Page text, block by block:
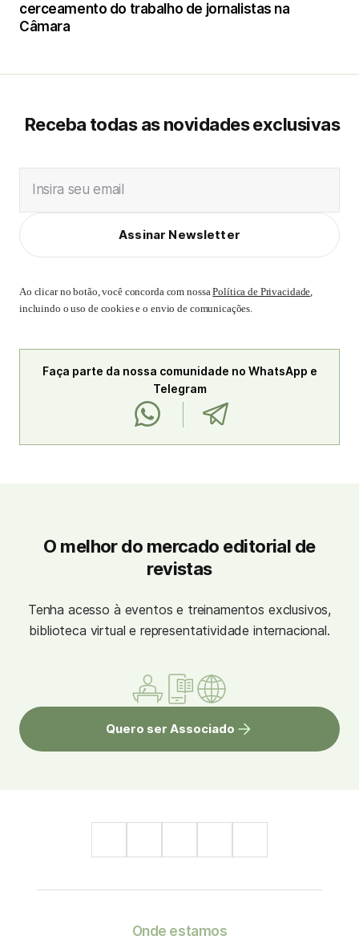
cerceamento do trabalho de jornalistas na
Câmara
Receba todas as novidades exclusivas
Insira seu email
Assinar Newsletter
Ao clicar no botão, você concorda com nossaPolítica de Privacidade,
incluindo o uso de cookies e o envio de comunicações.
Faça parte da nossa comunidade no WhatsApp e
Telegram
O melhor do mercado editorial de
revistas
Tenha acesso à eventos e treinamentos exclusivos,
biblioteca virtual e representatividade internacional.
Quero ser Associado
Onde estamos